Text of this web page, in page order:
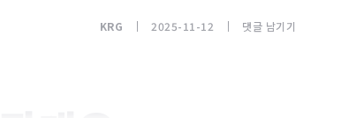
KRG 2025-11-12 댓글 남기기